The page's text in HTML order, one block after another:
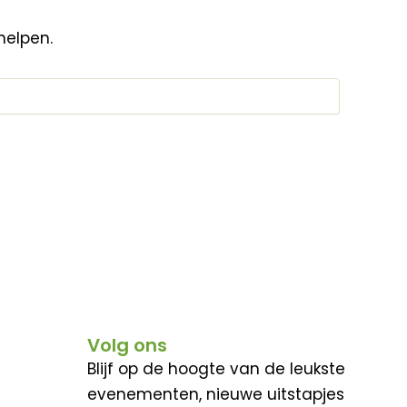
Volg ons
Blijf op de hoogte van de leukste
evenementen, nieuwe uitstapjes